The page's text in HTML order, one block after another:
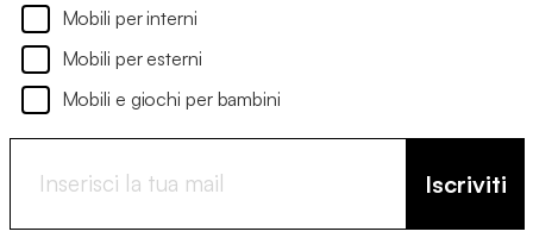
Mobili per interni
Mobili per esterni
Mobili e giochi per bambini
Iscriviti